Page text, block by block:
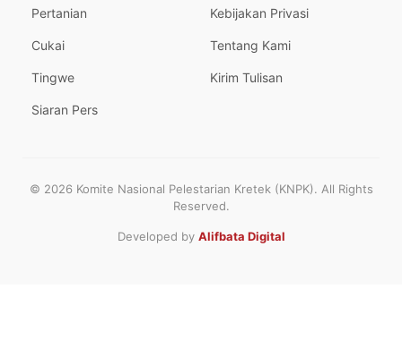
Pertanian
Cukai
Tingwe
Siaran Pers
Kebijakan Privasi
Tentang Kami
Kirim Tulisan
© 2026 Komite Nasional Pelestarian Kretek (KNPK). All Rights
Reserved.
Developed by Alifbata Digital